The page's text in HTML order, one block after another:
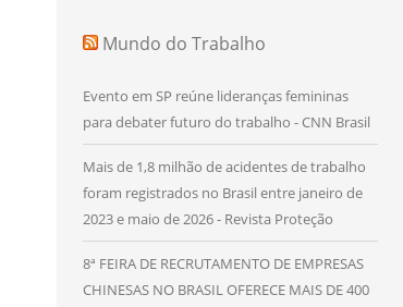
Mundo do Trabalho
Evento em SP reúne lideranças femininas
para debater futuro do trabalho - CNN Brasil
Mais de 1,8 milhão de acidentes de trabalho
foram registrados no Brasil entre janeiro de
2023 e maio de 2026 - Revista Proteção
8ª FEIRA DE RECRUTAMENTO DE EMPRESAS
CHINESAS NO BRASIL OFERECE MAIS DE 400